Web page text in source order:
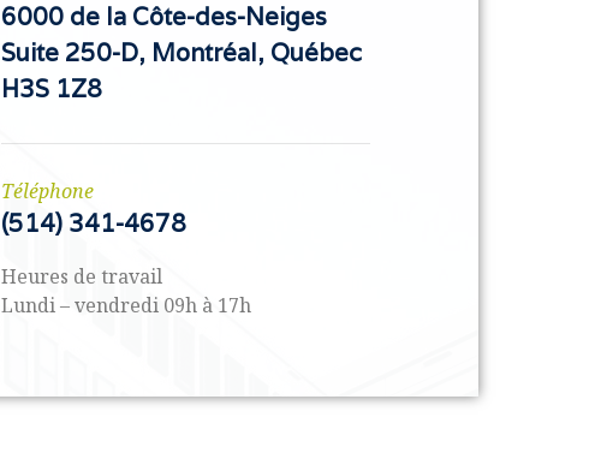
6000 de la Côte-des-Neiges
Suite 250-D, Montréal, Québec
H3S 1Z8
Téléphone
(514) 341-4678
Heures de travail
Lundi – vendredi 09h à 17h